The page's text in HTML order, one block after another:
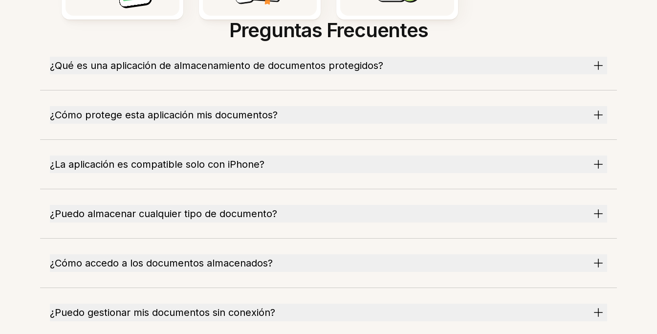
Preguntas Frecuentes
¿Qué es una aplicación de almacenamiento de documentos protegidos?
¿Cómo protege esta aplicación mis documentos?
¿La aplicación es compatible solo con iPhone?
¿Puedo almacenar cualquier tipo de documento?
¿Cómo accedo a los documentos almacenados?
¿Puedo gestionar mis documentos sin conexión?